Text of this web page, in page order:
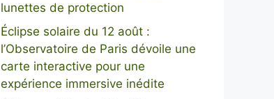
lunettes de protection
Éclipse solaire du 12 août :
l’Observatoire de Paris dévoile une
carte interactive pour une
expérience immersive inédite